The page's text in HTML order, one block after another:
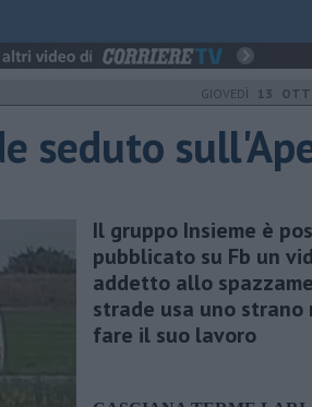
GIOVEDÌ 13
seduto
Il gruppo Insieme è
pubblicato su Fb un
addetto allo
strade usa uno strano
fare il suo lavoro